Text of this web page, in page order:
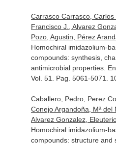
Carrasco Carrasco, Carlos
Francisco J., Alvarez
Pozo, Agustin, Pérez
Homochiral imidazolium-
compounds: synthesis,
antimicrobial properties.
Vol. 51. Pag. 5061-5071.
Caballero, Pedro, Perez
Conejo Argandoña, Mª del
Alvarez Gonzalez,
Homochiral imidazolium-
compounds: structure and